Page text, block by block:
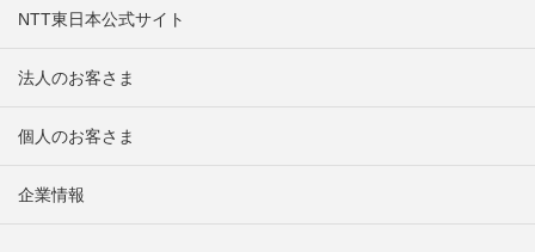
NTT東日本公式サイト
法人のお客さま
個人のお客さま
企業情報